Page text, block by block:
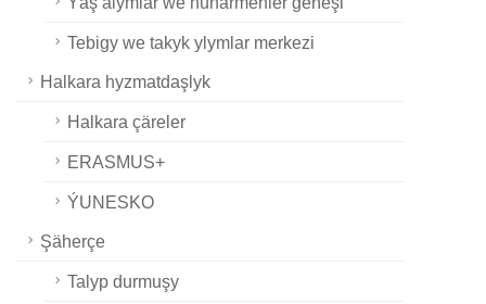
Tebigy we takyk ylymlar merkezi
Halkara hyzmatdaşlyk
Halkara çäreler
ERASMUS+
ÝUNESKO
Şäherçe
Talyp durmuşy